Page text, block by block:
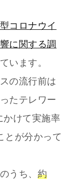
コロナウイ
に関する調
います。
の流行前は
たテレワー
かけて実施率
とが分かって
うち、 約